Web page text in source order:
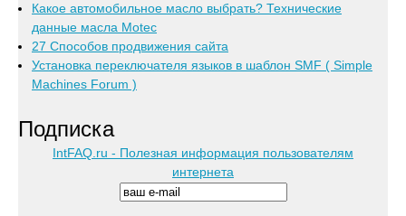
Какое автомобильное масло выбрать? Технические
данные масла Motec
27 Способов продвижения сайта
Установка переключателя языков в шаблон SMF ( Simple
Machines Forum )
Подписка
IntFAQ.ru - Полезная информация пользователям
интернета